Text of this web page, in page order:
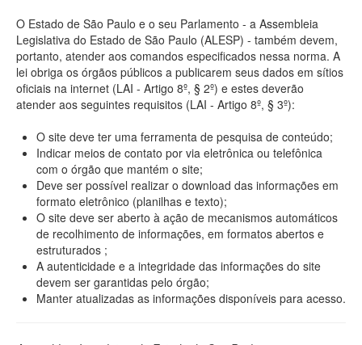
O Estado de São Paulo e o seu Parlamento - a Assembleia
Legislativa do Estado de São Paulo (ALESP) - também devem,
portanto, atender aos comandos especificados nessa norma. A
lei obriga os órgãos públicos a publicarem seus dados em sítios
oficiais na internet (LAI - Artigo 8º, § 2º) e estes deverão
atender aos seguintes requisitos (LAI - Artigo 8º, § 3º):
O site deve ter uma ferramenta de pesquisa de conteúdo;
Indicar meios de contato por via eletrônica ou telefônica
com o órgão que mantém o site;
Deve ser possível realizar o download das informações em
formato eletrônico (planilhas e texto);
O site deve ser aberto à ação de mecanismos automáticos
de recolhimento de informações, em formatos abertos e
estruturados ;
A autenticidade e a integridade das informações do site
devem ser garantidas pelo órgão;
Manter atualizadas as informações disponíveis para acesso.